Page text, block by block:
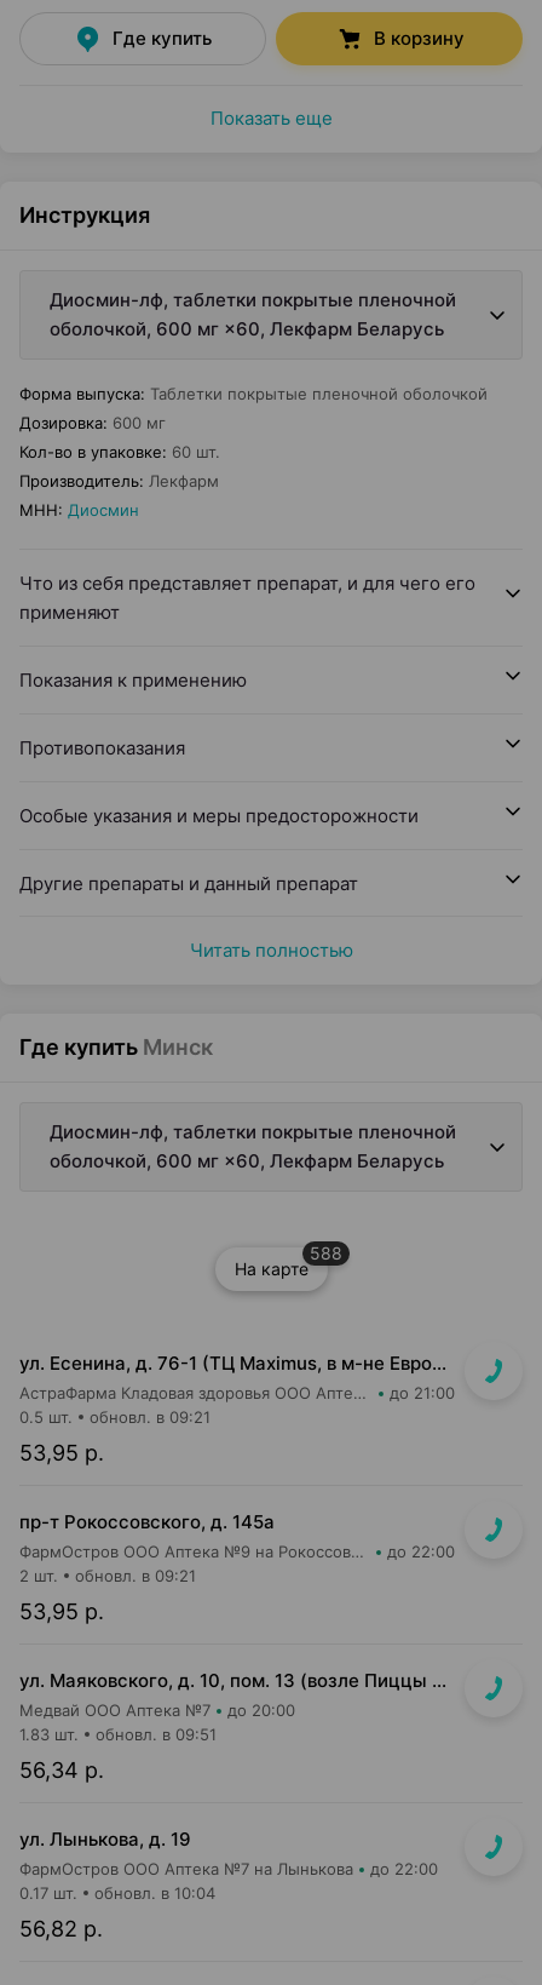
Где купить В корзину
Показать еще
Инструкция
Диосмин-лф, таблетки покрытые пленочной
оболочкой, 600 мг ×60, Лекфарм Беларусь
Форма выпуска: Таблетки покрытые пленочной оболочкой
Дозировка: 600 мг
Кол-во в упаковке: 60 шт.
Производитель: Лекфарм
МНН: Диосмин
Что из себя представляет препарат, и для чего его
применяют
Показания к применению
Противопоказания
Особые указания и меры предосторожности
Другие препараты и данный препарат
Читать полностью
Где купить Минск
Диосмин-лф, таблетки покрытые пленочной
оболочкой, 600 мг ×60, Лекфарм Беларусь
На карте
588
ул. Есенина, д. 76-1 (ТЦ Maximus, в м-не Евроопт Super)
АстраФарма Кладовая здоровья ООО Аптека №9 до 21:00
53,95 р.
0.5 шт. обновл. в 09:21
пр-т Рокоссовского, д. 145а
ФармОстров ООО Аптека №9 на Рокоссовского до 22:00
53,95 р.
2 шт. обновл. в 09:21
ул. Маяковского, д. 10, пом. 13 (возле Пиццы Мании)
Медвай ООО Аптека №7 до 20:00
56,34 р.
1.83 шт. обновл. в 09:51
ул. Лынькова, д. 19
ФармОстров ООО Аптека №7 на Лынькова до 22:00
56,82 р.
0.17 шт. обновл. в 10:04